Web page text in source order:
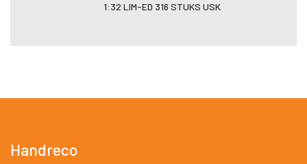
1:32 LIM-ED 316 STUKS USK
Handreco